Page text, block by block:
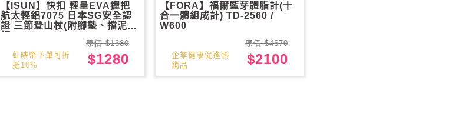
【ISUN】快扣 輕量EVA握把
航太輕鋁7075 日本SG安全認
證 三節登山杖(附腳墊、擋泥
虹映幣下單可折
抵10%
原價 $1380
$1280
【FORA】福爾藍芽體脂計(十
合一體組成計) TD-2560 /
W600
企業健康促進熱
銷品
原價 $4670
$2100